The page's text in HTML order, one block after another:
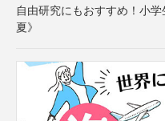
自由研究にもおすすめ！小
夏》